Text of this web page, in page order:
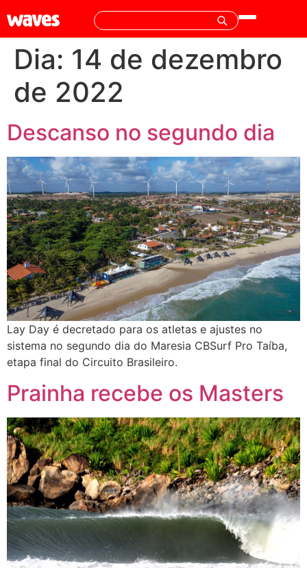
Dia: 14 de dezembro
de 2022
Descanso no segundo dia
Lay Day é decretado para os atletas e ajustes no
sistema no segundo dia do Maresia CBSurf Pro Taíba,
etapa final do Circuito Brasileiro.
Prainha recebe os Masters